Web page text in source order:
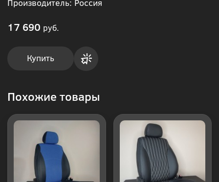
Производитель: Россия
17 690 руб.
Купить
Похожие товары